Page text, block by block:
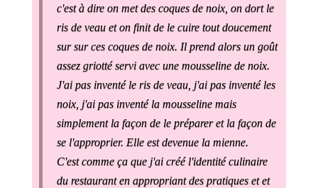
c'est à dire on met des coques de noix, on dort le
ris de veau et on finit de le cuire tout doucement
sur sur ces coques de noix. Il prend alors un goût
assez griotté servi avec une mousseline de noix.
J'ai pas inventé le ris de veau, j'ai pas inventé les
noix, j'ai pas inventé la mousseline mais
simplement la façon de le préparer et la façon de
se l'approprier. Elle est devenue la mienne.
C'est comme ça que j'ai créé l'identité culinaire
du restaurant en appropriant des pratiques et et